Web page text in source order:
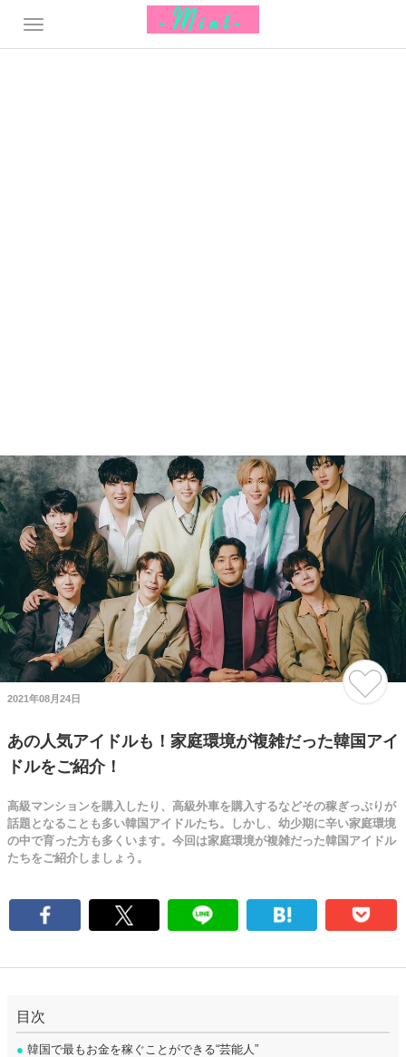
2021年08月24日
あの人気アイドルも！家庭環境が複雑だった韓国アイ
ドルをご紹介！
高級マンションを購入したり、高級外車を購入するなどその稼ぎっぷりが
話題となることも多い韓国アイドルたち。しかし、幼少期に辛い家庭環境
の中で育った方も多くいます。今回は家庭環境が複雑だった韓国アイドル
たちをご紹介しましょう。
目次
● 韓国で最もお金を稼ぐことができる“芸能人”